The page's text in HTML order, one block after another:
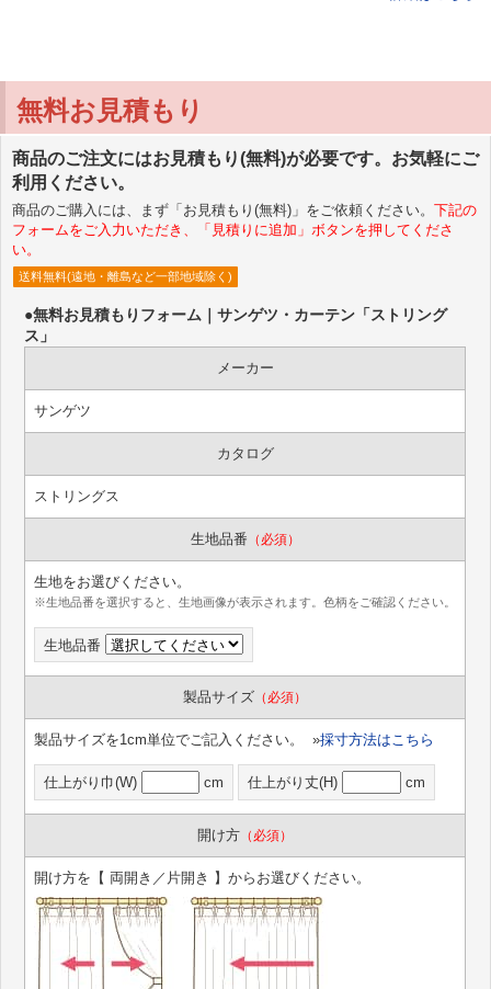
無料お見積もり
商品のご注文にはお見積もり(無料)が必要です。お気軽にご
利用ください。
商品のご購入には、まず「お見積もり(無料)」をご依頼ください。 下記の
フォームをご入力いただき、「見積りに追加」ボタンを押してくださ
い。
送料無料(遠地・離島など一部地域除く)
●無料お見積もりフォーム｜サンゲツ・カーテン「ストリング
ス」
メーカー
サンゲツ
カタログ
ストリングス
生地品番 （必須）
生地をお選びください。
※生地品番を選択すると、生地画像が表示されます。色柄をご確認ください。
生地品番
製品サイズ （必須）
製品サイズを1cm単位でご記入ください。 »採寸方法はこちら
仕上がり巾(W) cm 仕上がり丈(H) cm
開け方 （必須）
開け方を【 両開き／片開き 】からお選びください。